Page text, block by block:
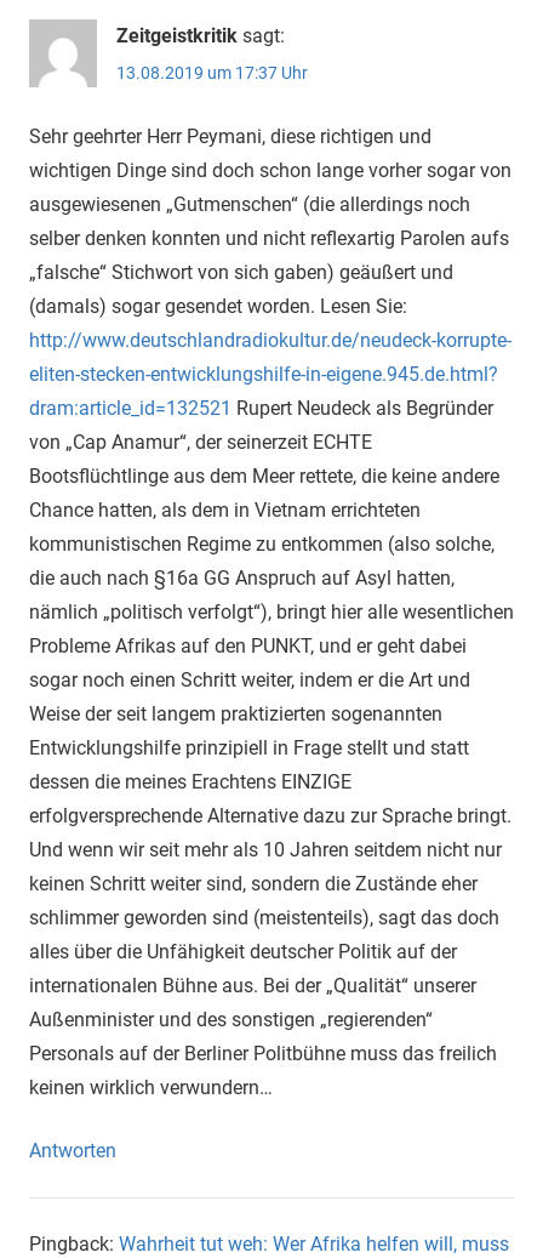
Zeitgeistkritik sagt:
13.08.2019 um 17:37 Uhr
Sehr geehrter Herr Peymani, diese richtigen und
wichtigen Dinge sind doch schon lange vorher sogar von
ausgewiesenen „Gutmenschen“ (die allerdings noch
selber denken konnten und nicht reflexartig Parolen aufs
„falsche“ Stichwort von sich gaben) geäußert und
(damals) sogar gesendet worden. Lesen Sie:
http://www.deutschlandradiokultur.de/neudeck-korrupte-
eliten-stecken-entwicklungshilfe-in-eigene.945.de.html?
dram:article_id=132521 Rupert Neudeck als Begründer
von „Cap Anamur“, der seinerzeit ECHTE
Bootsflüchtlinge aus dem Meer rettete, die keine andere
Chance hatten, als dem in Vietnam errichteten
kommunistischen Regime zu entkommen (also solche,
die auch nach §16a GG Anspruch auf Asyl hatten,
nämlich „politisch verfolgt“), bringt hier alle wesentlichen
Probleme Afrikas auf den PUNKT, und er geht dabei
sogar noch einen Schritt weiter, indem er die Art und
Weise der seit langem praktizierten sogenannten
Entwicklungshilfe prinzipiell in Frage stellt und statt
dessen die meines Erachtens EINZIGE
erfolgversprechende Alternative dazu zur Sprache bringt.
Und wenn wir seit mehr als 10 Jahren seitdem nicht nur
keinen Schritt weiter sind, sondern die Zustände eher
schlimmer geworden sind (meistenteils), sagt das doch
alles über die Unfähigkeit deutscher Politik auf der
internationalen Bühne aus. Bei der „Qualität“ unserer
Außenminister und des sonstigen „regierenden“
Personals auf der Berliner Politbühne muss das freilich
keinen wirklich verwundern…
Antworten
Pingback: Wahrheit tut weh: Wer Afrika helfen will, muss